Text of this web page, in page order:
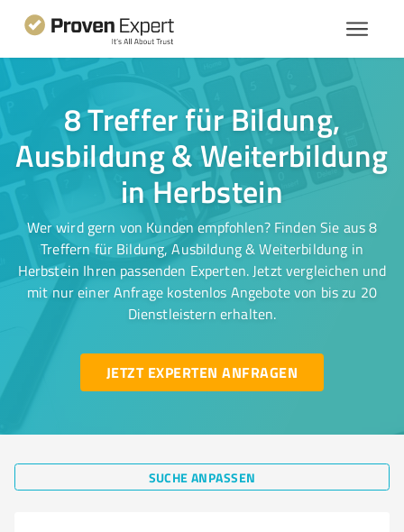
8 Treffer für Bildung,
Ausbildung & Weiterbildung
in Herbstein
Wer wird gern von Kunden empfohlen? Finden Sie aus 8
Treffern für Bildung, Ausbildung & Weiterbildung in
Herbstein Ihren passenden Experten. Jetzt vergleichen und
mit nur einer Anfrage kostenlos Angebote von bis zu 20
Dienstleistern erhalten.
JETZT EXPERTEN ANFRAGEN
SUCHE ANPASSEN